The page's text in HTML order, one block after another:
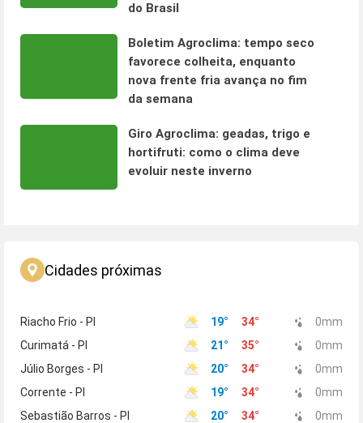
do Brasil
Boletim Agroclima: tempo seco
favorece colheita, enquanto
nova frente fria avança no fim
da semana
Giro Agroclima: geadas, trigo e
hortifruti: como o clima deve
evoluir neste inverno
Cidades próximas
Riacho Frio - PI 19° 34° 0mm
Curimatá - PI
21° 35° 0mm
Júlio Borges - PI
20° 34° 0mm
Corrente - PI
19° 34° 0mm
Sebastião Barros - PI
20° 34° 0mm